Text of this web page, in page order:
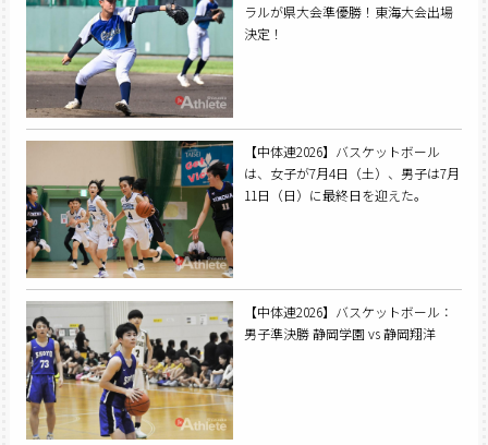
ラルが県大会準優勝！東海大会出場
決定！
【中体連2026】バスケットボール
は、女子が7月4日（土）、男子は7月
11日（日）に最終日を迎えた。
【中体連2026】バスケットボール：
男子準決勝 静岡学園 vs 静岡翔洋